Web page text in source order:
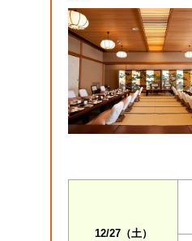
12/27（土）